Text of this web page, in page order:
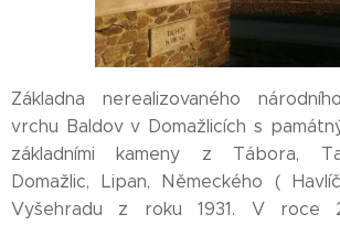
Základna nerealizovaného
vrchu Baldov v Domažlicích s
základními kameny z Tábora,
Domažlic, Lipan, Německého (
Vyšehradu z roku 1931. V roce